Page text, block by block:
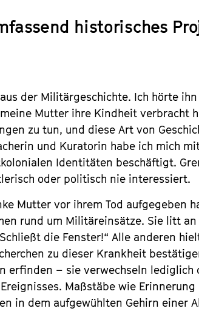
historisches
der Militärgeschichte. Ich hörte
Mutter ihre Kindheit verbracht
zu tun, und diese Art von
und Kuratorin habe ich mich
Identitäten beschäftigt.
oder politisch nie interessiert.
Mutter vor ihrem Tod aufgegeben
rund um Militäreinsätze. Sie litt
die Fenster!“ Alle anderen
zu dieser Krankheit
erfinden – sie verwechseln lediglich
Maßstäbe wie
in dem aufgewühlten Gehirn einer